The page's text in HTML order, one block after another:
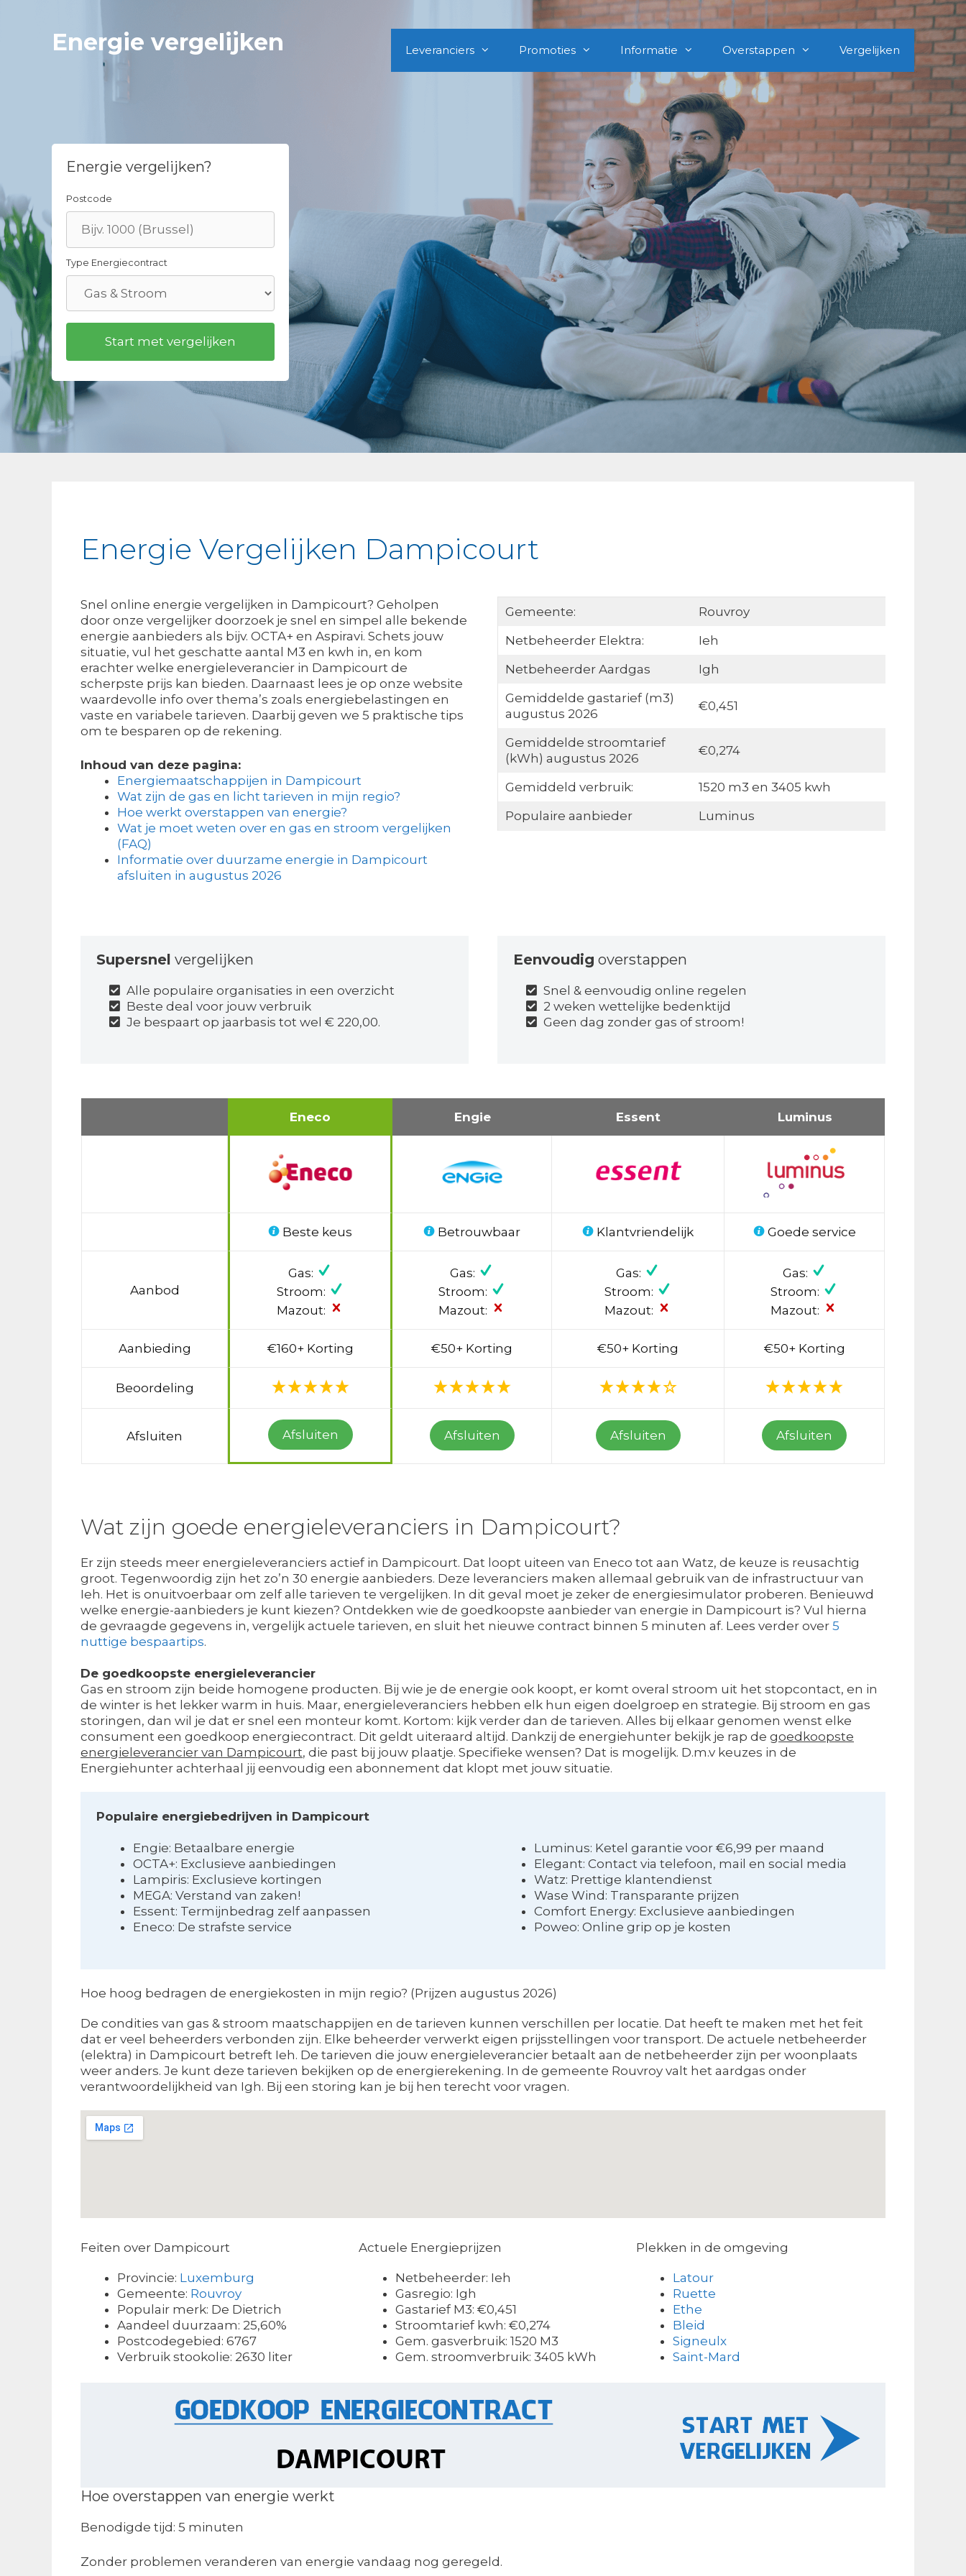
Energie vergelijken Leveranciers Promoties Informatie Overstappen Vergelijken
Energie vergelijken?
Postcode
Type Energiecontract
Energie Vergelijken Dampicourt
Snel online energie vergelijken in Dampicourt? Geholpen
door onze vergelijker doorzoek je snel en simpel alle bekende
energie aanbieders als bijv. OCTA+ en Aspiravi. Schets jouw
situatie, vul het geschatte aantal M3 en kwh in, en kom
erachter welke energieleverancier in Dampicourt de
scherpste prijs kan bieden. Daarnaast lees je op onze website
waardevolle info over thema’s zoals energiebelastingen en
vaste en variabele tarieven. Daarbij geven we 5 praktische tips
om te besparen op de rekening.
Inhoud van deze pagina:
Energiemaatschappijen in Dampicourt
Wat zijn de gas en licht tarieven in mijn regio?
Hoe werkt overstappen van energie?
Wat je moet weten over en gas en stroom vergelijken
(FAQ)
Informatie over duurzame energie in Dampicourt
afsluiten in augustus 2026
Gemeente:
Rouvroy
Netbeheerder Elektra:
Ieh
Netbeheerder Aardgas
Igh
Gemiddelde gastarief (m3)
augustus 2026
€0,451
Gemiddelde stroomtarief
(kWh) augustus 2026
€0,274
Gemiddeld verbruik:
1520 m3 en 3405 kwh
Populaire aanbieder
Luminus
Supersnel vergelijken
Alle populaire organisaties in een overzicht
Beste deal voor jouw verbruik
Je bespaart op jaarbasis tot wel € 220,00.
Eenvoudig overstappen
Snel & eenvoudig online regelen
2 weken wettelijke bedenktijd
Geen dag zonder gas of stroom!
Eneco Engie Essent Luminus
Beste keus Betrouwbaar Klantvriendelijk Goede service
Aanbod
Gas:
Stroom:
Mazout:
Gas:
Stroom:
Mazout:
Gas:
Stroom:
Mazout:
Gas:
Stroom:
Mazout:
Aanbieding €160+ Korting €50+ Korting €50+ Korting €50+ Korting
Beoordeling
Afsluiten Afsluiten Afsluiten Afsluiten Afsluiten
Wat zijn goede energieleveranciers in Dampicourt?
Er zijn steeds meer energieleveranciers actief in Dampicourt. Dat loopt uiteen van Eneco tot aan Watz, de keuze is reusachtig
groot. Tegenwoordig zijn het zo’n 30 energie aanbieders. Deze leveranciers maken allemaal gebruik van de infrastructuur van
Ieh. Het is onuitvoerbaar om zelf alle tarieven te vergelijken. In dit geval moet je zeker de energiesimulator proberen. Benieuwd
welke energie-aanbieders je kunt kiezen? Ontdekken wie de goedkoopste aanbieder van energie in Dampicourt is? Vul hierna
de gevraagde gegevens in, vergelijk actuele tarieven, en sluit het nieuwe contract binnen 5 minuten af. Lees verder over 5
nuttige bespaartips.
De goedkoopste energieleverancier
Gas en stroom zijn beide homogene producten. Bij wie je de energie ook koopt, er komt overal stroom uit het stopcontact, en in
de winter is het lekker warm in huis. Maar, energieleveranciers hebben elk hun eigen doelgroep en strategie. Bij stroom en gas
storingen, dan wil je dat er snel een monteur komt. Kortom: kijk verder dan de tarieven. Alles bij elkaar genomen wenst elke
consument een goedkoop energiecontract. Dit geldt uiteraard altijd. Dankzij de energiehunter bekijk je rap de goedkoopste
energieleverancier van Dampicourt, die past bij jouw plaatje. Specifieke wensen? Dat is mogelijk. D.m.v keuzes in de
Energiehunter achterhaal jij eenvoudig een abonnement dat klopt met jouw situatie.
Populaire energiebedrijven in Dampicourt
Engie: Betaalbare energie
OCTA+: Exclusieve aanbiedingen
Lampiris: Exclusieve kortingen
MEGA: Verstand van zaken!
Essent: Termijnbedrag zelf aanpassen
Eneco: De strafste service
Luminus: Ketel garantie voor €6,99 per maand
Elegant: Contact via telefoon, mail en social media
Watz: Prettige klantendienst
Wase Wind: Transparante prijzen
Comfort Energy: Exclusieve aanbiedingen
Poweo: Online grip op je kosten
Hoe hoog bedragen de energiekosten in mijn regio? (Prijzen augustus 2026)
De condities van gas & stroom maatschappijen en de tarieven kunnen verschillen per locatie. Dat heeft te maken met het feit
dat er veel beheerders verbonden zijn. Elke beheerder verwerkt eigen prijsstellingen voor transport. De actuele netbeheerder
(elektra) in Dampicourt betreft Ieh. De tarieven die jouw energieleverancier betaalt aan de netbeheerder zijn per woonplaats
weer anders. Je kunt deze tarieven bekijken op de energierekening. In de gemeente Rouvroy valt het aardgas onder
verantwoordelijkheid van Igh. Bij een storing kan je bij hen terecht voor vragen.
Feiten over Dampicourt
Provincie: Luxemburg
Gemeente: Rouvroy
Populair merk: De Dietrich
Aandeel duurzaam: 25,60%
Postcodegebied: 6767
Verbruik stookolie: 2630 liter
Actuele Energieprijzen
Netbeheerder: Ieh
Gasregio: Igh
Gastarief M3: €0,451
Stroomtarief kwh: €0,274
Gem. gasverbruik: 1520 M3
Gem. stroomverbruik: 3405 kWh
Plekken in de omgeving
Latour
Ruette
Ethe
Bleid
Signeulx
Saint-Mard
Hoe overstappen van energie werkt
Benodigde tijd: 5 minuten
Zonder problemen veranderen van energie vandaag nog geregeld.